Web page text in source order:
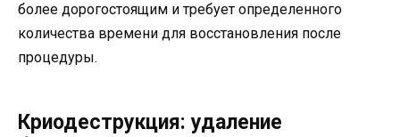
более дорогостоящим и требует определенного
количества времени для восстановления после
процедуры.
Криодеструкция: удаление